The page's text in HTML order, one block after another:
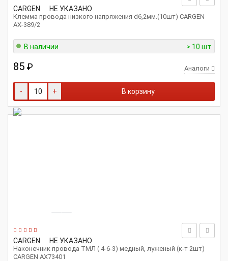
CARGEN НЕ УКАЗАНО
Клемма провода низкого напряжения d6,2мм.(10шт) CARGEN
АХ-389/2
В наличии > 10 шт.
85 ₽ Аналоги
- + В корзину
CARGEN НЕ УКАЗАНО
Наконечник провода ТМЛ ( 4-6-3) медный, луженый (к-т 2шт)
CARGEN AX73401